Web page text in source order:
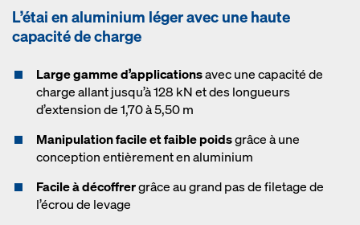
L’étai en aluminium léger avec une haute
capacité de charge
Large gamme d’applicationsavec une capacité de
charge allant jusqu’à 128 kN et des longueurs
d’extension de 1,70 à 5,50 m
Manipulation facile et faible poidsgrâce à une
conception entièrement en aluminium
Facile à décoffrergrâce au grand pas de filetage de
l’écrou de levage